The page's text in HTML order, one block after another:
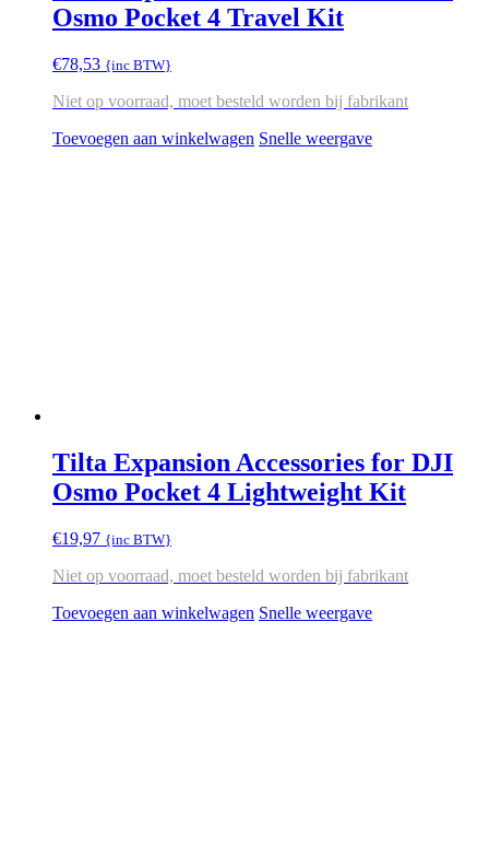
Osmo Pocket 4 Travel Kit
€78,53 {inc BTW}
Niet op voorraad, moet besteld worden bij fabrikant
Toevoegen aan winkelwagen Snelle weergave
Tilta Expansion Accessories for DJI
Osmo Pocket 4 Lightweight Kit
€19,97 {inc BTW}
Niet op voorraad, moet besteld worden bij fabrikant
Toevoegen aan winkelwagen Snelle weergave